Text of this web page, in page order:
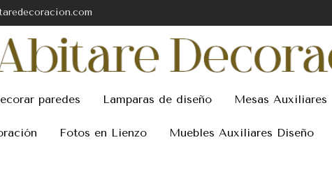
paredes Lamparas de diseño Mesas Auxiliares
Fotos en Lienzo Muebles Auxiliares Diseño